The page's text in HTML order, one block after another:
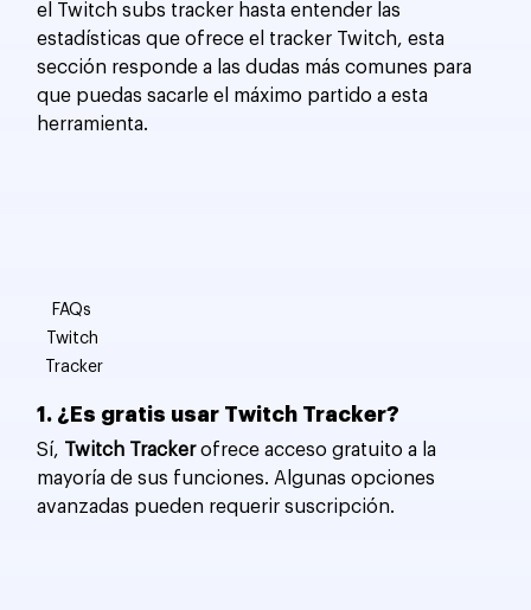
el Twitch subs tracker hasta entender las
estadísticas que ofrece el tracker Twitch, esta
sección responde a las dudas más comunes para
que puedas sacarle el máximo partido a esta
herramienta.
FAQs
Twitch
Tracker
1. ¿Es gratis usar Twitch Tracker?
Sí, Twitch Tracker ofrece acceso gratuito a la
mayoría de sus funciones. Algunas opciones
avanzadas pueden requerir suscripción.